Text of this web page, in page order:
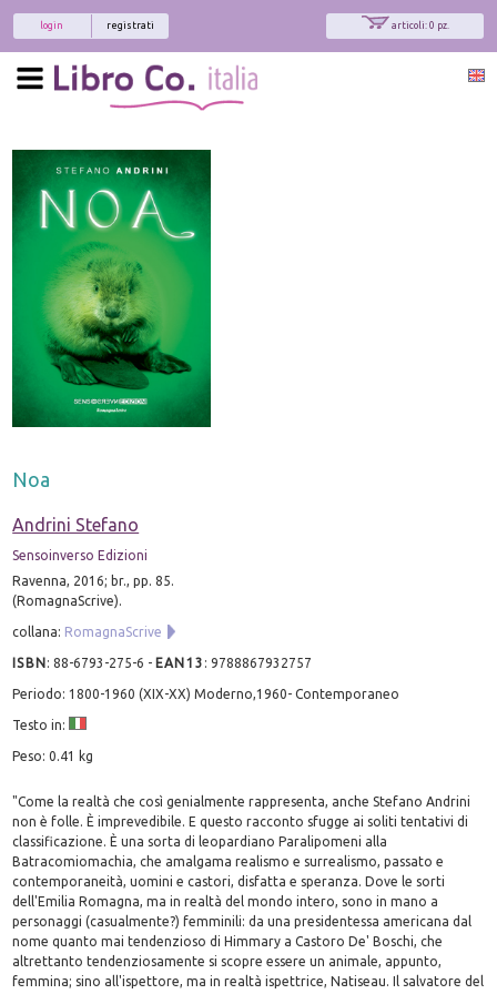
articoli: 0 pz.
registrati
login
Noa
Andrini Stefano
Sensoinverso Edizioni
Ravenna, 2016; br., pp. 85.
(RomagnaScrive).
collana: RomagnaScrive
ISBN:88-6793-275-6 - EAN13 :9788867932757
Periodo: 1800-1960 (XIX-XX) Moderno,1960- Contemporaneo
Testo in:
Peso: 0.41 kg
"Come la realtà che così genialmente rappresenta, anche Stefano Andrini
non è folle. È imprevedibile. E questo racconto sfugge ai soliti tentativi di
classificazione. È una sorta di leopardiano Paralipomeni alla
Batracomiomachia, che amalgama realismo e surrealismo, passato e
contemporaneità, uomini e castori, disfatta e speranza. Dove le sorti
dell'Emilia Romagna, ma in realtà del mondo intero, sono in mano a
personaggi (casualmente?) femminili: da una presidentessa americana dal
nome quanto mai tendenzioso di Himmary a Castoro De' Boschi, che
altrettanto tendenziosamente si scopre essere un animale, appunto,
femmina; sino all'ispettore, ma in realtà ispettrice, Natiseau. Il salvatore del